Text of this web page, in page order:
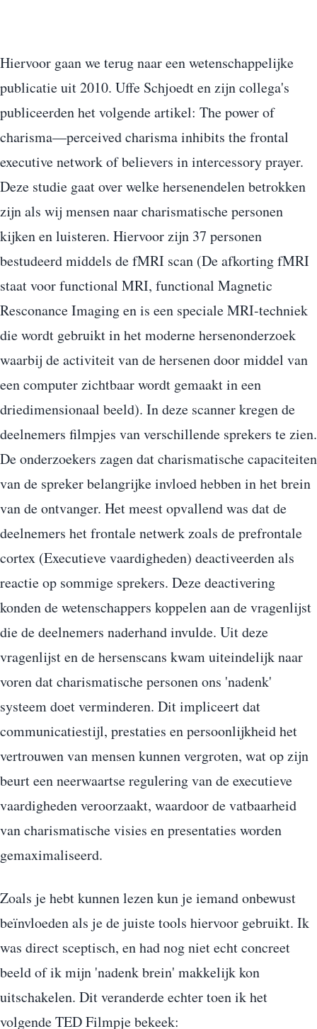
Hiervoor gaan we terug naar een wetenschappelijke
publicatie uit 2010. Uffe Schjoedt en zijn collega's
publiceerden het volgende artikel: The power of
charisma—perceived charisma inhibits the frontal
executive network of believers in intercessory prayer.
Deze studie gaat over welke hersenendelen betrokken
zijn als wij mensen naar charismatische personen
kijken en luisteren. Hiervoor zijn 37 personen
bestudeerd middels de fMRI scan (De afkorting fMRI
staat voor functional MRI, functional Magnetic
Resconance Imaging en is een speciale MRI-techniek
die wordt gebruikt in het moderne hersenonderzoek
waarbij de activiteit van de hersenen door middel van
een computer zichtbaar wordt gemaakt in een
driedimensionaal beeld). In deze scanner kregen de
deelnemers filmpjes van verschillende sprekers te zien.
De onderzoekers zagen dat charismatische capaciteiten
van de spreker belangrijke invloed hebben in het brein
van de ontvanger. Het meest opvallend was dat de
deelnemers het frontale netwerk zoals de prefrontale
cortex (Executieve vaardigheden) deactiveerden als
reactie op sommige sprekers. Deze deactivering
konden de wetenschappers koppelen aan de vragenlijst
die de deelnemers naderhand invulde. Uit deze
vragenlijst en de hersenscans kwam uiteindelijk naar
voren dat charismatische personen ons 'nadenk'
systeem doet verminderen. Dit impliceert dat
communicatiestijl, prestaties en persoonlijkheid het
vertrouwen van mensen kunnen vergroten, wat op zijn
beurt een neerwaartse regulering van de executieve
vaardigheden veroorzaakt, waardoor de vatbaarheid
van charismatische visies en presentaties worden
gemaximaliseerd.
Zoals je hebt kunnen lezen kun je iemand onbewust
beïnvloeden als je de juiste tools hiervoor gebruikt. Ik
was direct sceptisch, en had nog niet echt concreet
beeld of ik mijn 'nadenk brein' makkelijk kon
uitschakelen. Dit veranderde echter toen ik het
volgende TED Filmpje bekeek: